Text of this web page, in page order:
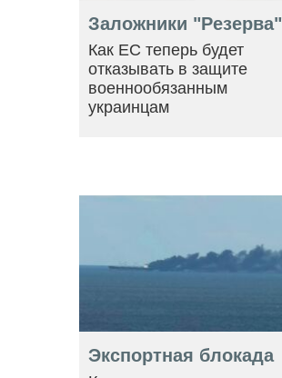
Заложники "Резерва"
Как ЕС теперь будет
отказывать в защите
военнообязанным
украинцам
Экспортная блокада